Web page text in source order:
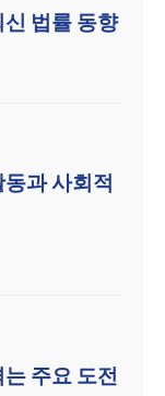
법률 동향
과 사회적
주요 도전